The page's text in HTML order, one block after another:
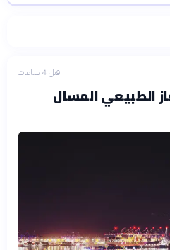
قبل 4 ساعات
للغاز الطبيعي المسال